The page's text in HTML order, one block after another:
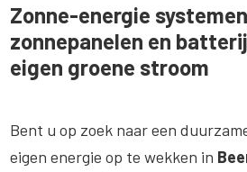
Zonne-energie
zonnepanelen en
eigen groene stroom
Bent u op zoek naar een
eigen energie op te wekken in